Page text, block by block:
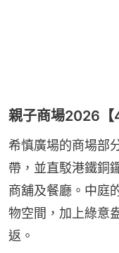
親子商場2026【
希慎廣場的商場部
帶，並直駁港鐵銅
商舖及餐廳。中庭
物空間，加上綠意
返。